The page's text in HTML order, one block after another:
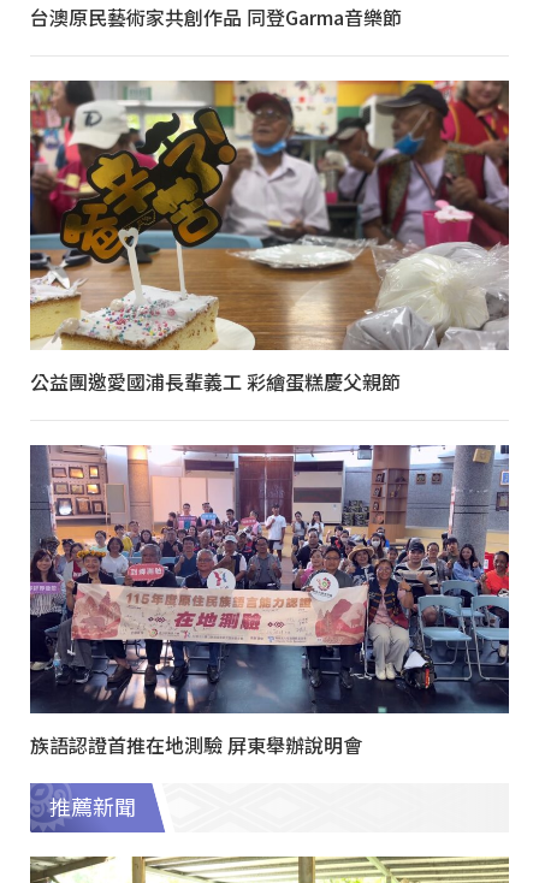
台澳原民藝術家共創作品 同登Garma音樂節
公益團邀愛國浦長輩義工 彩繪蛋糕慶父親節
族語認證首推在地測驗 屏東舉辦說明會
推薦新聞